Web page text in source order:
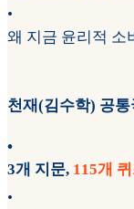
•
왜 지금 윤리적 소
천재(김수학) 공통
•
3개 지문, 115개
•